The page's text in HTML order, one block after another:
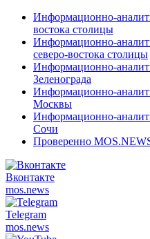
Информационно-
востока столицы
Информационно-
северо-востока столицы
Информационно-
Зеленограда
Информационно-
Москвы
Информационно-
Сочи
Проверенно
Вконтакте
mos.news
Telegram
mos.news